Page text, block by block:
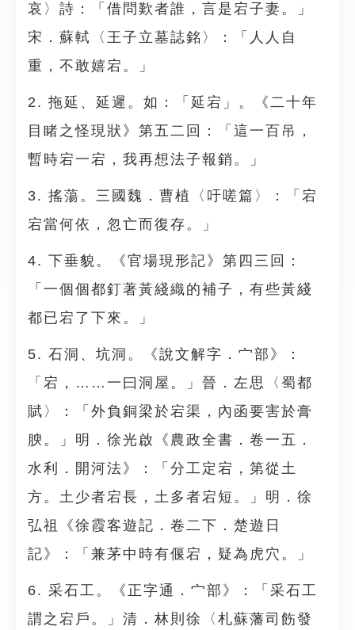
哀〉詩：「借問歎者誰，言是宕子妻。」
宋．蘇軾〈王子立墓誌銘〉：「人人自
重，不敢嬉宕。」
2. 拖延、延遲。如：「延宕」。《二十年
目睹之怪現狀》第五二回：「這一百吊，
暫時宕一宕，我再想法子報銷。」
3. 搖蕩。三國魏．曹植〈吁嗟篇〉：「宕
宕當何依，忽亡而復存。」
4. 下垂貌。《官場現形記》第四三回：
「一個個都釘著黃綫織的補子，有些黃綫
都已宕了下來。」
5. 石洞、坑洞。《說文解字．宀部》：
「宕，……一曰洞屋。」晉．左思〈蜀都
賦〉：「外負銅梁於宕渠，內函要害於膏
腴。」明．徐光啟《農政全書．卷一五．
水利．開河法》：「分工定宕，第從土
方。土少者宕長，土多者宕短。」明．徐
弘祖《徐霞客遊記．卷二下．楚遊日
記》：「兼茅中時有偃宕，疑為虎穴。」
6. 采石工。《正字通．宀部》：「采石工
謂之宕戶。」清．林則徐〈札蘇藩司飭發